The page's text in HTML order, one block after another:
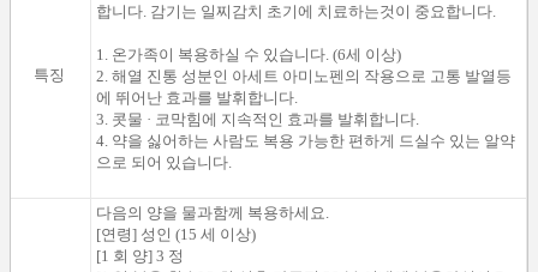
특징
합니다. 감기 는 일찌감치 초기에 치료하는것이 중요합니다.
1. 온가족이 복용하실 수 있습니다. (6세 이상)
2. 해열 진통 성분인 아세트 아미노펜 의 작용으로 고통 발열 등
에 뛰어난 효과를 발휘합니다.
3. 콧물 · 코막힘에 지속적인 효과를 발휘합니다.
4. 약을 싫어하는 사람도 복용 가능한 편하게 드실수 있는 알약
으로 되어 있습니다.
다음의 양을 물과함께 복용하세요.
[연령] 성인 (15 세 이상)
[1 회 양] 3 정